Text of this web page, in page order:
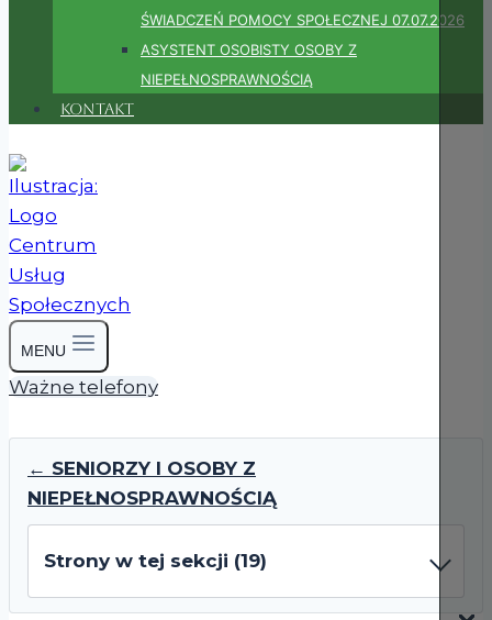
ŚWIADCZEŃ POMOCY SPOŁECZNEJ 07.07.2026
ASYSTENT OSOBISTY OSOBY Z
NIEPEŁNOSPRAWNOŚCIĄ
Kontakt
MENU
Ważne telefony
← SENIORZY I OSOBY Z
NIEPEŁNOSPRAWNOŚCIĄ
Strony w tej sekcji (19)